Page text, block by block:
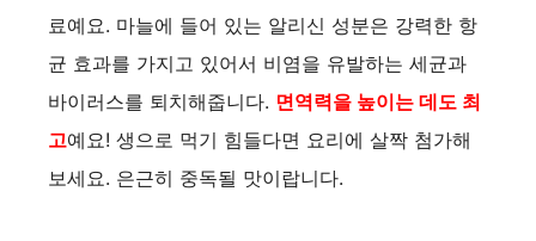
료예요. 마늘에 들어 있는 알리신 성분은 강력한 항
균 효과를 가지고 있어서 비염을 유발하는 세균과
바이러스를 퇴치해줍니다. 면역력을 높이는 데도 최
고예요! 생으로 먹기 힘들다면 요리에 살짝 첨가해
보세요. 은근히 중독될 맛이랍니다.